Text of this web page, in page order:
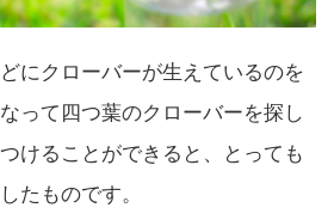
にクローバーが生えているのを
って四つ葉のクローバーを探し
けることができると、とっても
たものです。